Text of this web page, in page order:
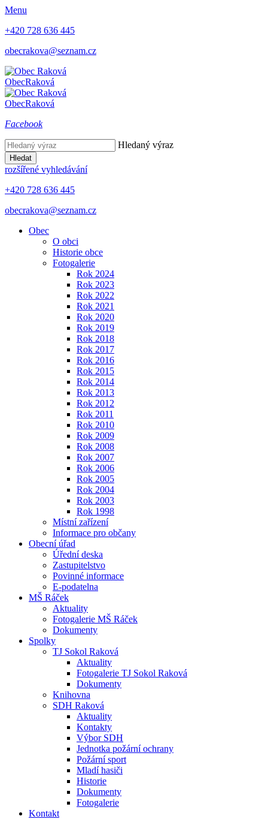
Menu
+420 728 636 445
obecrakova@seznam.cz
ObecRaková
ObecRaková
Facebook
Hledaný výraz
Hledat
rozšířené vyhledávání
+420 728 636 445
obecrakova@seznam.cz
Obec
O obci
Historie obce
Fotogalerie
Rok 2024
Rok 2023
Rok 2022
Rok 2021
Rok 2020
Rok 2019
Rok 2018
Rok 2017
Rok 2016
Rok 2015
Rok 2014
Rok 2013
Rok 2012
Rok 2011
Rok 2010
Rok 2009
Rok 2008
Rok 2007
Rok 2006
Rok 2005
Rok 2004
Rok 2003
Rok 1998
Místní zařízení
Informace pro občany
Obecní úřad
Úřední deska
Zastupitelstvo
Povinné informace
E-podatelna
MŠ Ráček
Aktuality
Fotogalerie MŠ Ráček
Dokumenty
Spolky
TJ Sokol Raková
Aktuality
Fotogalerie TJ Sokol Raková
Dokumenty
Knihovna
SDH Raková
Aktuality
Kontakty
Výbor SDH
Jednotka požární ochrany
Požární sport
Mladí hasiči
Historie
Dokumenty
Fotogalerie
Kontakt